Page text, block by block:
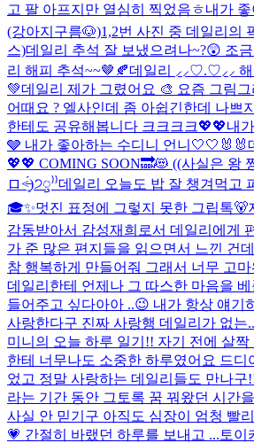
고 팔 아프지만 열심히 찍었음ㅎ내가
(강아지구름🐶)1,2번 사진 중 데일리의
스)데일리 추석 잘 보냈으려나~?😲 조
리 해피 추석~~🤎🍂데일리 ⸝⸝♡.♡⸝⸝ 해
💚데일리 제가 그렸어요 🎨 요즘 그림
어때요 ? 엘사인데 좀 아쉽긴한데 나쁘
한테도 공유해봅니다 크크크크💖💖내
🩶 내가 좋아하는 수디니 언니🤍🤍🐰🐰
💖💖 COMING SOON🔜😻 ((사실은 왕
ロ˂̶͈́)੭ꠥ⁾⁾️데일리 오늘도 밥 잘 챙겨먹고
🎓✨멋진 표정에 그렇지 못한 그립톡🐻
감동받아서 감성재희로서 데일리에게
가 준 많은 편지들을 읽으면서 느낀 건
참 행복하게 만들어줘 그래서 너무 고
데일리한테 언제나 그 따스한 마음을
들어주고 싶다아아 ..😉 내가 항상 얘기
사랑한다구 진짜 사랑행 데일리가 없는
미니의 오늘 하루 일기!! 자기 전에 살짝
한테 너무나도 소중한 하루였어요 드디
었고 정말 사랑하는 데일리들도 만나구
라는 기간 동안 그토록 꿈 꿔왔던 시간
사실 안 믿기구 아직도 심장이 엄청 빨
💗 간절히 바랬던 하루를 보내고 ... 토이